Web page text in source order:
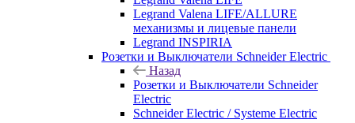
Legrand Valena LIFE/ALLURE
механизмы и лицевые панели
Legrand INSPIRIA
Розетки и Выключатели Schneider Electric
Назад
Розетки и Выключатели Schneider
Electric
Schneider Electric / Systeme Electric